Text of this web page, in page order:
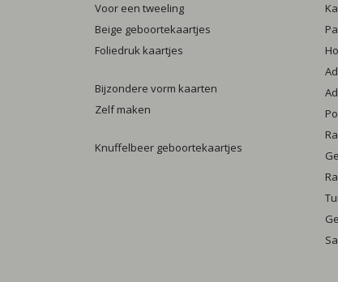
Voor een tweeling
Beige geboortekaartjes
Foliedruk kaartjes
Bijzondere vorm kaarten
Zelf maken
Knuffelbeer geboortekaartjes